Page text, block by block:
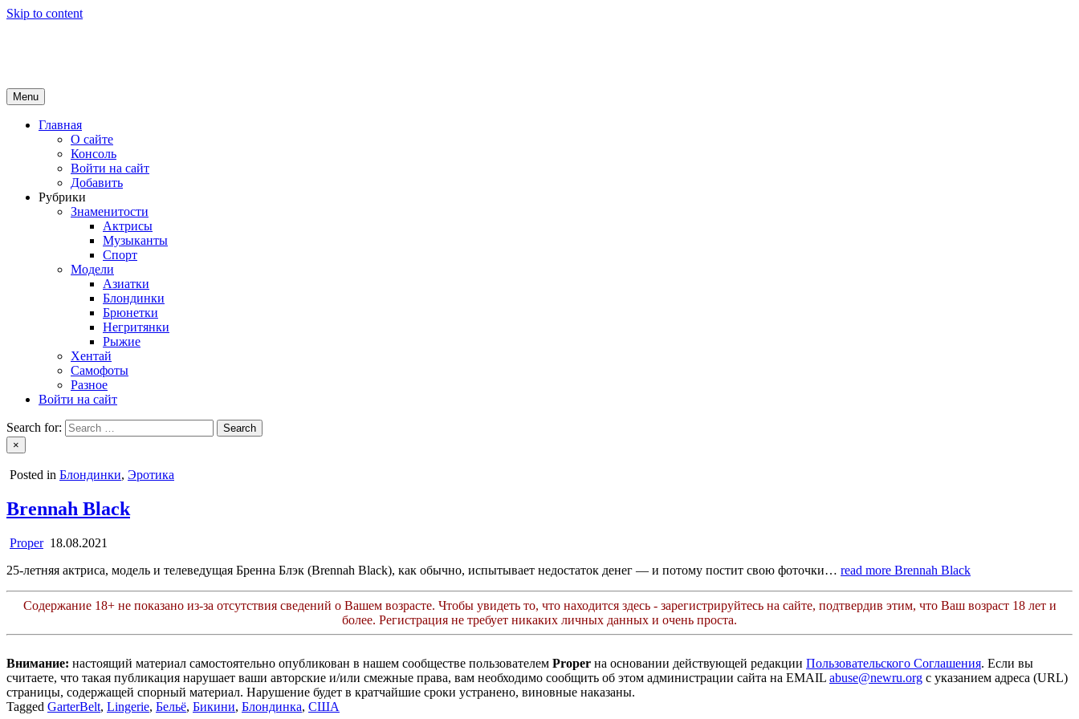
Skip to content
Menu
Главная
О сайте
Консоль
Войти на сайт
Добавить
Рубрики
Знаменитости
Актрисы
Музыканты
Спорт
Модели
Азиатки
Блондинки
Брюнетки
Негритянки
Рыжие
Хентай
Самофоты
Разное
Войти на сайт
Search for:
×
Posted in Блондинки, Эротика
Brennah Black
Proper 18.08.2021
25-летняя актриса, модель и телеведущая Бренна Блэк (Brennah Black), как обычно, испытывает недостаток денег — и потому постит свою фоточки… read more Brennah Black
Содержание 18+ не показано из-за отсутствия сведений о Вашем возрасте. Чтобы увидеть то, что находится здесь - зарегистрируйтесь на сайте, подтвердив этим, что Ваш возраст 18 лет и
более. Регистрация не требует никаких личных данных и очень проста.
Внимание: настоящий материал самостоятельно опубликован в нашем сообществе пользователем Proper на основании действующей редакции Пользовательского Соглашения. Если вы
считаете, что такая публикация нарушает ваши авторские и/или смежные права, вам необходимо сообщить об этом администрации сайта на EMAIL abuse@newru.org с указанием адреса (URL)
страницы, содержащей спорный материал. Нарушение будет в кратчайшие сроки устранено, виновные наказаны.
Tagged GarterBelt, Lingerie, Бельё, Бикини, Блондинка, США